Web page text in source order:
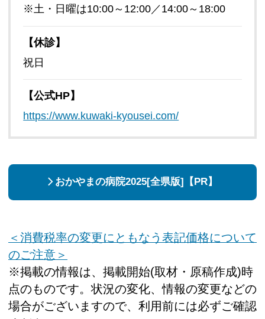
※土・日曜は10:00～12:00／14:00～18:00
【休診】
祝日
【公式HP】
https://www.kuwaki-kyousei.com/
おかやまの病院2025[全県版]【PR】
＜消費税率の変更にともなう表記価格について
のご注意＞
※掲載の情報は、掲載開始(取材・原稿作成)時
点のものです。状況の変化、情報の変更などの
場合がございますので、利用前には必ずご確認